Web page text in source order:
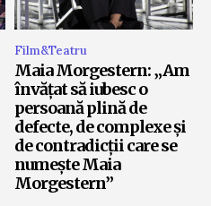
Film&Teatru
Maia Morgestern: „Am
învățat să iubesc o
persoană plină de
defecte, de complexe și
de contradicții care se
numește Maia
Morgestern”